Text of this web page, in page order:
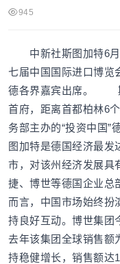
945
中新社斯图加特6月
七届中国国际进口博览
德各界嘉宾出席。 斯
首府，距离首都柏林6
务部主办的“投资中
图加特是德国经济最发
市，对该州经济发展具
捷、博世等德国企业
而言，中国市场始终扮
持良好互动。博世集团
去年该集团全球销售额
持稳健增长，销售额达